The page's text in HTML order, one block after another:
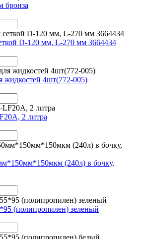
бронза
D-120 мм, L-270 мм 3664434
жидкостей 4шт(772-005)
2 литра
(240л) в бочку,
(полипропилен) зеленый